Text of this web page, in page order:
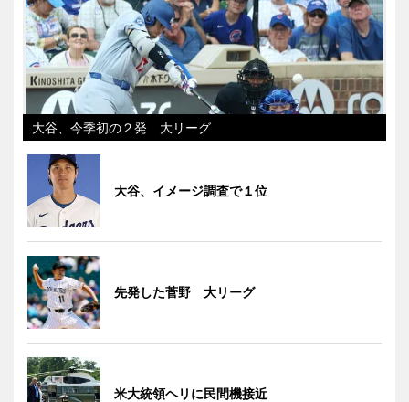
大谷、今季初の２発 大リーグ
大谷、イメージ調査で１位
先発した菅野 大リーグ
米大統領ヘリに民間機接近